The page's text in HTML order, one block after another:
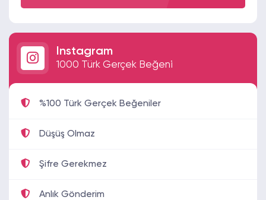
Instagram
1000 Türk Gerçek Beğeni
%100 Türk Gerçek Beğeniler
Düşüş Olmaz
Şifre Gerekmez
Anlık Gönderim